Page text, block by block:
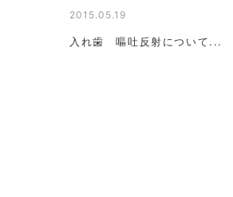
2015.05.19
入れ歯 嘔吐反射について...